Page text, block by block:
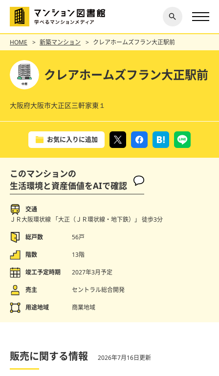
探す
閉じ
る
HOME 新築マンション クレアホームズフラン大正駅前
クレアホームズフラン大正駅前
大阪府大阪市大正区三軒家東１
お気に入りに追加
このマンションの
生活環境と資産価値をAIで確認
交通
ＪＲ大阪環状線 「大正（ＪＲ環状線・地下鉄）」 徒歩3分
総戸数 56戸
階数 13階
竣工予定時期 2027年3月予定
売主 セントラル総合開発
用途地域 商業地域
販売に関する情報 2026年7月16日更新